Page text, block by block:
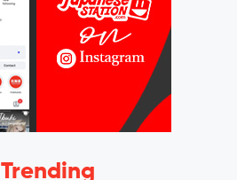
Trending